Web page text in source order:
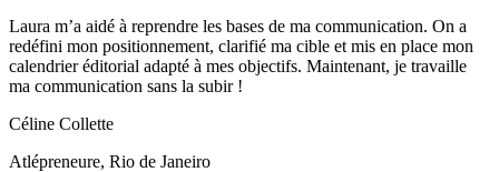
Laura m’a aidé à reprendre les bases de ma communication. On a
redéfini mon positionnement, clarifié ma cible et mis en place mon
calendrier éditorial adapté à mes objectifs. Maintenant, je travaille
ma communication sans la subir !
Céline Collette
Atlépreneure, Rio de Janeiro